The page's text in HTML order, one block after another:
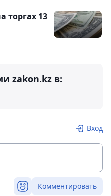
торгах 13
zakon.kz в:
Вход
Комментировать